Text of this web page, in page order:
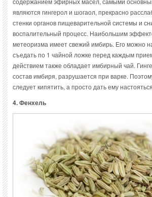
являются гингерол и шогаол, прекрасно
стенки органов пищеварительной системы и
воспалительный процесс. Наибольшим
метеоризма имеет свежий имбирь. Его можно
съедать по 1 чайной ложке перед каждым
действием также обладает имбирный чай.
состав имбиря, разрушается при варке.
следует кипятить, а просто дать ему
4. Фенхель